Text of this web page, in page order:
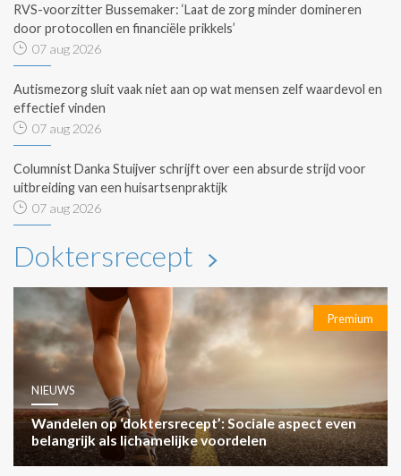
RVS-voorzitter Bussemaker: ‘Laat de zorg minder domineren
door protocollen en financiële prikkels’
07 aug 2026
Autismezorg sluit vaak niet aan op wat mensen zelf waardevol en
effectief vinden
07 aug 2026
Columnist Danka Stuijver schrijft over een absurde strijd voor
uitbreiding van een huisartsenpraktijk
07 aug 2026
Doktersrecept
Premium
NIEUWS
Wandelen op ‘doktersrecept’: Sociale aspect even
belangrijk als lichamelijke voordelen